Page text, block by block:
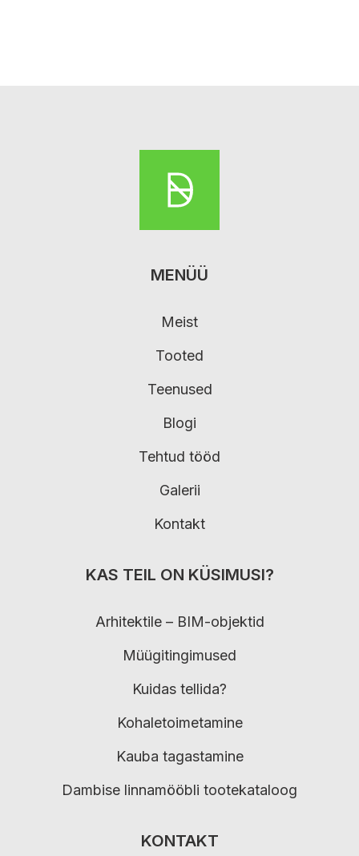
MENÜÜ
Meist
Tooted
Teenused
Blogi
Tehtud tööd
Galerii
Kontakt
KAS TEIL ON KÜSIMUSI?
Arhitektile – BIM-objektid
Müügitingimused
Kuidas tellida?
Kohaletoimetamine
Kauba tagastamine
Dambise linnamööbli tootekataloog
KONTAKT